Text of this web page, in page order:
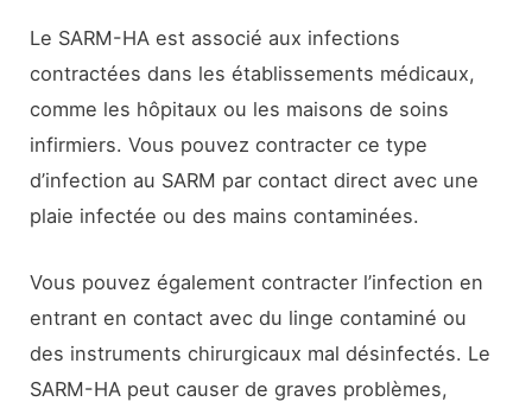
Le SARM-HA est associé aux infections
contractées dans les établissements médicaux,
comme les hôpitaux ou les maisons de soins
infirmiers. Vous pouvez contracter ce type
d’infection au SARM par contact direct avec une
plaie infectée ou des mains contaminées.
Vous pouvez également contracter l’infection en
entrant en contact avec du linge contaminé ou
des instruments chirurgicaux mal désinfectés. Le
SARM-HA peut causer de graves problèmes,